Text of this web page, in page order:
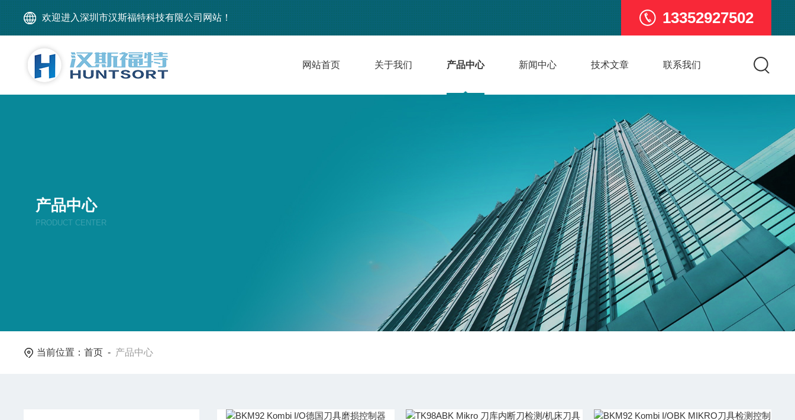
欢迎进入深圳市汉斯福特科技有限公司网站！ 13352927502
网站首页 关于我们 产品中心 新闻中心 技术文章 联系我们
产品中心
PRODUCT CENTER
当前位置：首页 - 产品中心